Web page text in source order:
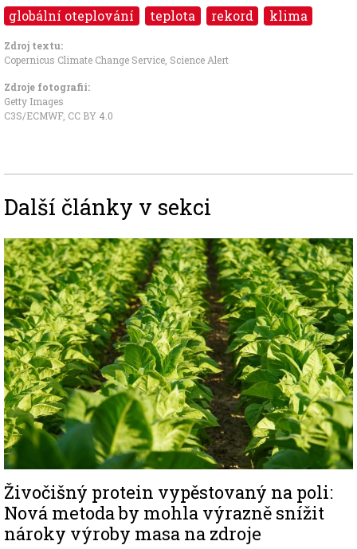
globální oteplování teplota rekord klima
Zdroj textu:
Copernicus Climate Change Service Science Alert
Zdroje fotografii:
Getty Images
C3S/ECMWF, CC BY 4.0
Další články v sekci
Image
Živočišný protein vypěstovaný na poli:
Nová metoda by mohla výrazně snížit
nároky výroby masa na zdroje